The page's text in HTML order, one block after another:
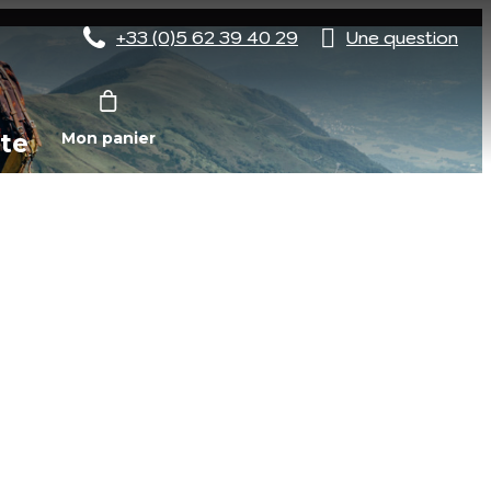
+33 (0)5 62 39 40 29 Une question
Mon panier